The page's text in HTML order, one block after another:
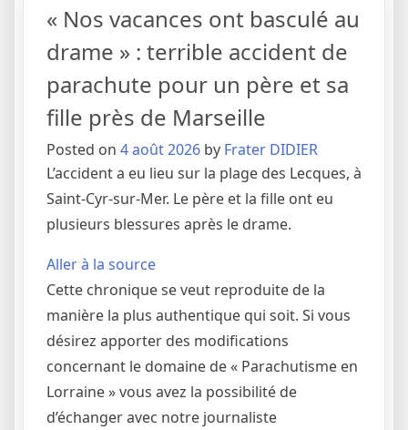
« Nos vacances ont basculé au
drame » : terrible accident de
parachute pour un père et sa
fille près de Marseille
Posted on 4 août 2026 by Frater DIDIER
L’accident a eu lieu sur la plage des Lecques, à
Saint-Cyr-sur-Mer. Le père et la fille ont eu
plusieurs blessures après le drame.
Aller à la source
Cette chronique se veut reproduite de la
manière la plus authentique qui soit. Si vous
désirez apporter des modifications
concernant le domaine de « Parachutisme en
Lorraine » vous avez la possibilité de
d’échanger avec notre journaliste